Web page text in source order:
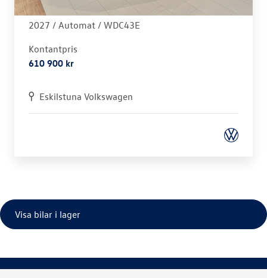
GTX 4MOTION 250 KW/340 HK 77 KWH BATTERI,
2027 / Automat / WDC43E
Kontantpris
610 900 kr
Eskilstuna Volkswagen
Visa bilar i lager